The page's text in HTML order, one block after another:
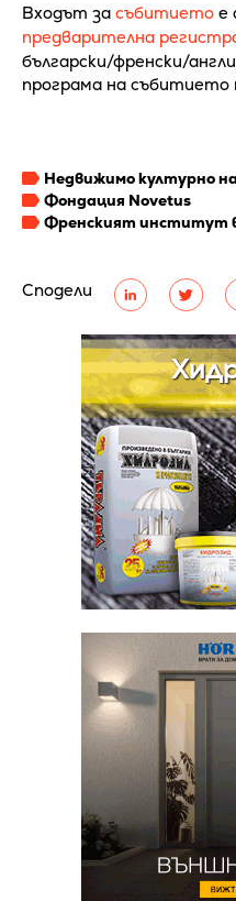
Сподели
Входът за събитието е
предварителна
български/френски/
програма на
Недвижимо културно
Фондация Novetus
Френският институт